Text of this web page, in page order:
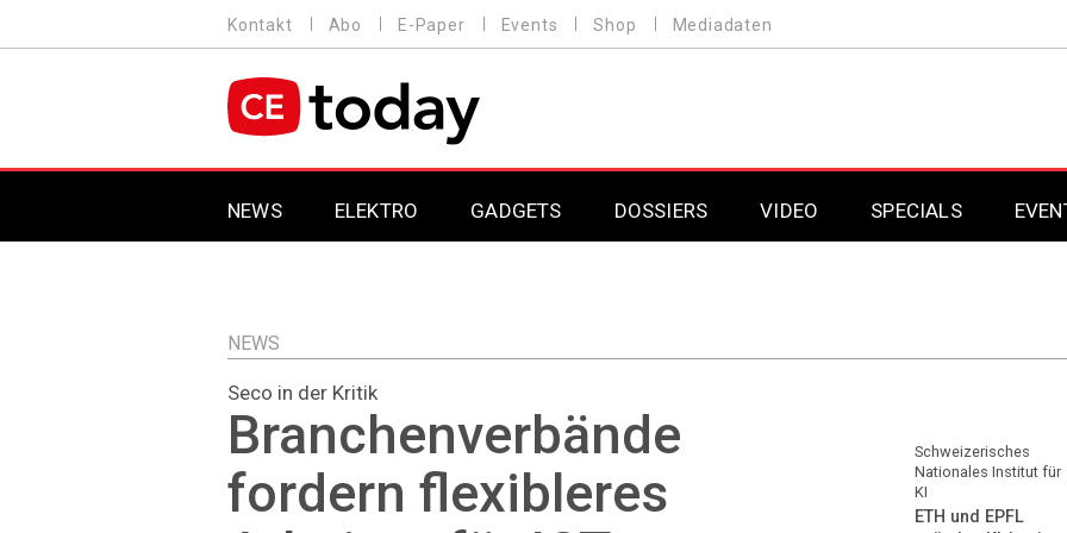
zum
MENU
Kontakt Abo E-Paper Events Shop Mediadaten
MAIN NAVIGATION
NEWS ELEKTRO GADGETS DOSSIERS
DAB+
VIDEO SPECIALS
Professional AV &
Professional AV &
NEWS
Seco in der Kritik
Branchenverbände
fordern flexibleres
Schweizerisches
Nationales Institut für
KI
ETH und EPFL